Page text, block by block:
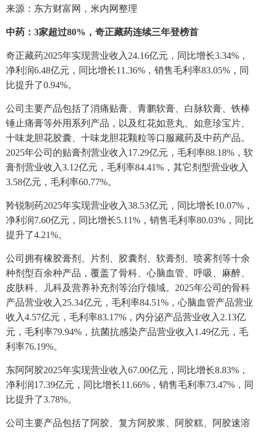
来源：东方财富网，米内网整理
中药：3家超过80%，奇正藏药连续三年登榜首
奇正藏药2025年实现营业收入24.16亿元，同比增长3.34%，
净利润6.48亿元，同比增长11.36%，销售毛利率83.05%，同
比提升了0.94%。
公司主要产品包括了消痛贴膏、青鹏软膏、白脉软膏、铁棒
锤止痛膏等外用系列产品，以及红花如意丸、如意珍宝片、
十味龙胆花胶囊、十味龙胆花颗粒等口服藏药及中药产品。
2025年公司的贴膏剂营业收入17.29亿元，毛利率88.18%，软
膏剂营业收入3.12亿元，毛利率84.41%，其它剂型营业收入
3.58亿元，毛利率60.77%。
羚锐制药2025年实现营业收入38.53亿元，同比增长10.07%，
净利润7.60亿元，同比增长5.11%，销售毛利率80.03%，同比
提升了4.21%。
公司拥有橡胶膏剂、片剂、胶囊剂、软膏剂、喷雾剂等十余
种剂型百余种产品，覆盖了骨科、心脑血管、呼吸、麻醉、
皮肤科、儿科及营养补充剂等治疗领域。2025年公司的骨科
产品营业收入25.34亿元，毛利率84.51%，心脑血管产品营业
收入4.57亿元，毛利率83.17%，内分泌产品营业收入2.13亿
元，毛利率79.94%，抗菌抗感染产品营业收入1.49亿元，毛
利率76.19%。
东阿阿胶2025年实现营业收入67.00亿元，同比增长8.83%，
净利润17.39亿元，同比增长11.66%，销售毛利率73.47%，同
比提升了3.78%。
公司主要产品包括了阿胶、复方阿胶浆、阿胶糕、阿胶速溶